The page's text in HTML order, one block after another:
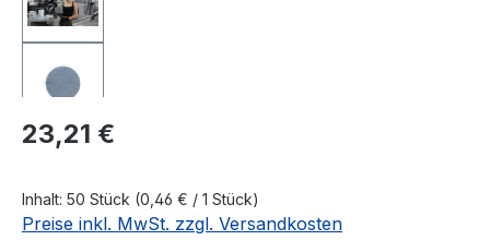
Regulärer Preis:
23,21 €
Inhalt: 50 Stück (0,46 € / 1 Stück)
Preise inkl. MwSt. zzgl. Versandkosten